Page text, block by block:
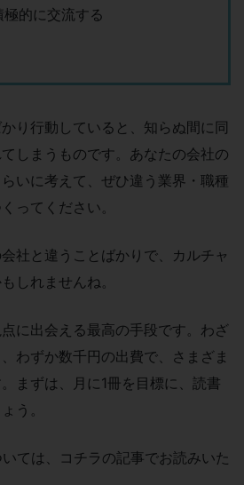
的に交流する
り行動していると、知らぬ間に同
しまうものです。あなたの会社の
いに考えて、ぜひ違う業界・職種
ってください。
社と違うことばかりで、カルチャ
しれませんね。
に出会える最高の手段です。わざ
わずか数千円の出費で、さまざま
まずは、月に1冊を目標に、読書
う。
ては、コチラの記事でお読みいた